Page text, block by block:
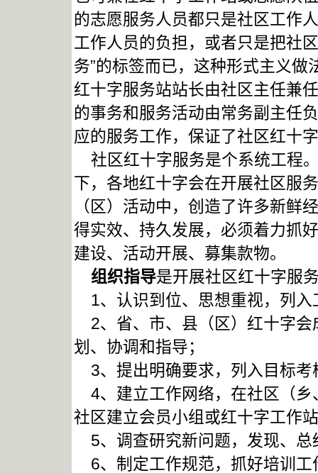
的志愿服务人员都只是社区工作
工作人员的负担，或者只是把社
务”的标签而已，这种形式主义
红十字服务站站长由社区主任兼
的事务和服务活动由常务副主任
应的服务工作，保证了社区红十
社区红十字服务是个系统工程
下，各地红十字会在开展社区服
（区）活动中，创造了许多新鲜
得实效、持久发展，必须着力抓
建设、活动开展、募集款物。
组织指导是开展社区红十字服
1、认识到位、思想重视，列入
2、省、市、县（区）红十字会
划、协调和指导；
3、提出明确要求，列入目标考
4、建立工作网络，在社区（乡
社区建立会员小组或红十字工作
5、调查研究新问题，发现、总
6、制定工作规范，抓好培训工